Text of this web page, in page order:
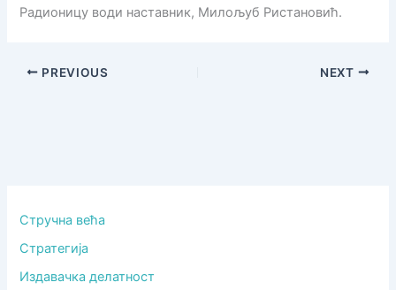
Радионицу води наставник, Милољуб Ристановић.
PREVIOUS NEXT
Стручна већа
Стратегија
Издавачка делатност